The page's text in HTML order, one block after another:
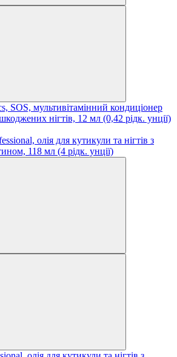
SOS, мультивітамінний кондиціонер
нігтів, 12 мл (0,42 рідк. унції)